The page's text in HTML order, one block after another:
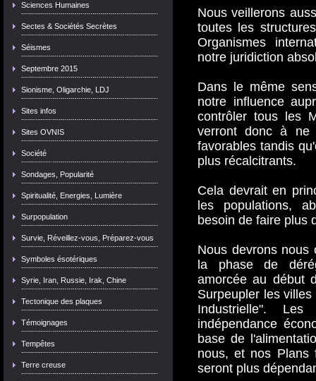
Sciences Humaines
Sectes & Sociétés Secrètes
Séismes
Septembre 2015
Sionisme, Oligarchie, LDJ
Sites infos
Sites OVNIS
Société
Sondages, Popularité
Spiritualité, Energies, Lumière
Surpopulation
Survie, Réveillez-vous, Préparez-vous
Symboles ésotériques
Syrie, Iran, Russie, Irak, Chine
Tectonique des plaques
Témoignages
Tempêtes
Terre creuse
Nous veillerons
toutes les
Organismes
notre juridiction
Dans le même
notre influence
contrôler tous les
verront donc à ne
favorables tandis
plus récalcitrants.
Cela devrait en
les populations,
besoin de faire plus
Nous devrons nous
la phase de
amorcée au début
Surpeupler les
Industrielle".
indépendance
base de
nous, et nos Plans
seront plus